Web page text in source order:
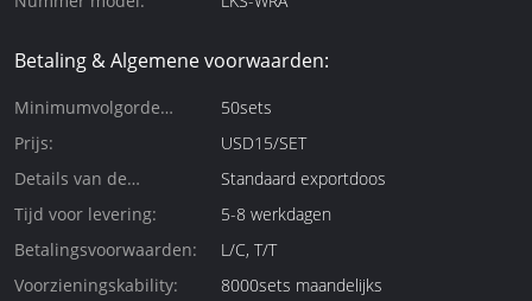
Betaling & Algemene voorwaarden:
Minimumvolgorde
Hoeveelheid:
50sets
Prijs:
USD15/SET
Details van de
verpakking:
Standaard exportdoos
Tijd voor levering:
5-8 werkdagen
Betalingsvoorwaarden:
L/C, T/T
Voorzieningskability:
8000sets maandelijks